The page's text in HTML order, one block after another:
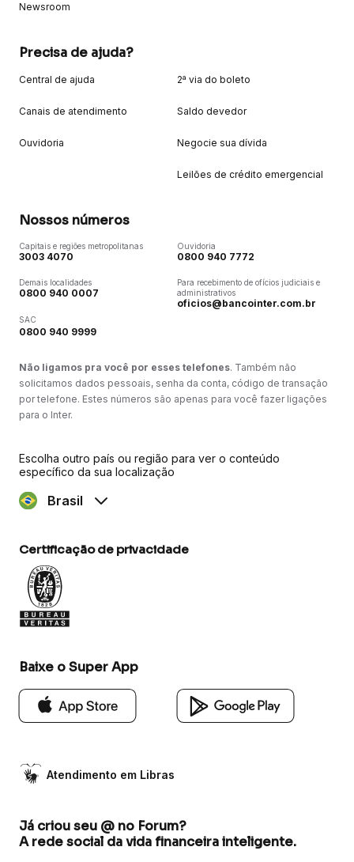
Newsroom
Precisa de ajuda?
Central de ajuda
Canais de atendimento
Ouvidoria
2ª via do boleto
Saldo devedor
Negocie sua dívida
Leilões de crédito emergencial
Nossos números
Capitais e regiões metropolitanas
3003 4070
Demais localidades
0800 940 0007
SAC
0800 940 9999
Ouvidoria
0800 940 7772
Para recebimento de ofícios judiciais e
administrativos
oficios@bancointer.com.br
Não ligamos pra você por esses telefones. Também não
solicitamos dados pessoais, senha da conta, código de transação
por telefone. Estes números são apenas para você fazer ligações
para o Inter.
Escolha outro país ou região para ver o conteúdo
específico da sua localização
Brasil
Certificação de privacidade
Baixe o Super App
Atendimento em Libras
Já criou seu @ no Forum?
A rede social da vida financeira inteligente.